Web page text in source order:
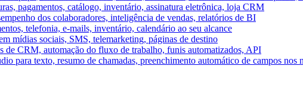
pagamentos, catálogo, inventário, assinatura eletrônica, loja CRM
dos colaboradores, inteligência de vendas, relatórios de BI
telefonia, e-mails, inventário, calendário ao seu alcance
mídias sociais, SMS, telemarketing, páginas de destino
de CRM, automação do fluxo de trabalho, funis automatizados, API
para texto, resumo de chamadas, preenchimento automático de campos nos